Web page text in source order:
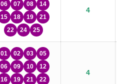
06
07 08
14
15
18 19
21
22
24 25
4
01 02 03
05
06
09 10
12
16
19 21
22
4